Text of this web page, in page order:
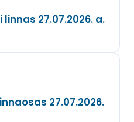
27.07.2026. a.
27.07.2026.